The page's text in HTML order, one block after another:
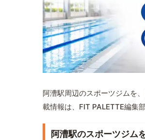
阿漕駅周辺のスポーツジムを
載情報は、FIT PALETTE編集
阿漕駅のスポーツジム